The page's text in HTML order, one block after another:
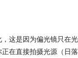
这是因为偏光镜只在
在直接拍摄光源（日